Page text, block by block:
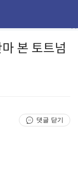
본 토트넘
댓글 닫기